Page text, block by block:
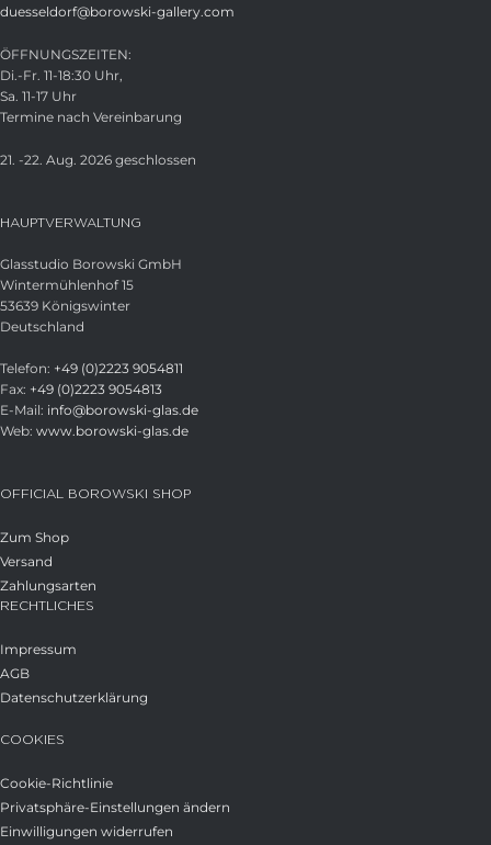
duesseldorf@borowski-gallery.com
ÖFFNUNGSZEITEN:
Di.-Fr. 11-18:30 Uhr,
Sa. 11-17 Uhr
Termine nach Vereinbarung
21. -22. Aug. 2026 geschlossen
HAUPTVERWALTUNG
Glasstudio Borowski GmbH
Wintermühlenhof 15
53639 Königswinter
Deutschland
Telefon: +49 (0)2223 9054811
Fax: +49 (0)2223 9054813
E-Mail: info@borowski-glas.de
Web: www.borowski-glas.de
OFFICIAL BOROWSKI SHOP
Zum Shop
Versand
Zahlungsarten
RECHTLICHES
Impressum
AGB
Datenschutzerklärung
COOKIES
Cookie-Richtlinie
Privatsphäre-Einstellungen ändern
Einwilligungen widerrufen